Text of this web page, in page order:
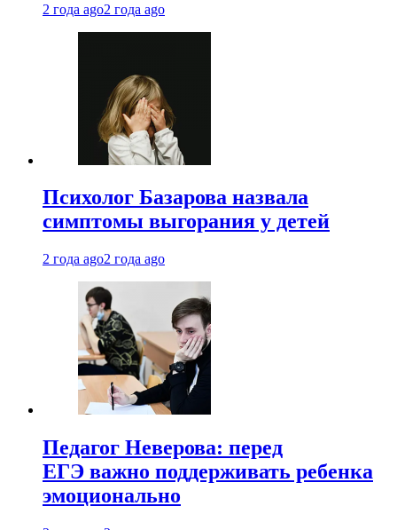
2 года ago2 года ago
Психолог Базарова назвала
симптомы выгорания у детей
2 года ago2 года ago
Педагог Неверова: перед
ЕГЭ важно поддерживать ребенка
эмоционально